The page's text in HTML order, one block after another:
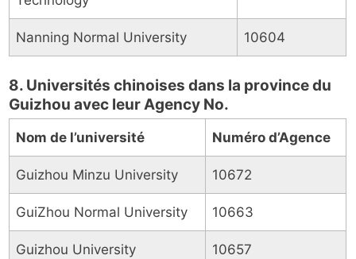
Nanning Normal University 10604
8. Universités chinoises dans la province du
Guizhou avec leur Agency No.
Nom de l’université Numéro d’Agence
Guizhou Minzu University 10672
GuiZhou Normal University 10663
Guizhou University 10657